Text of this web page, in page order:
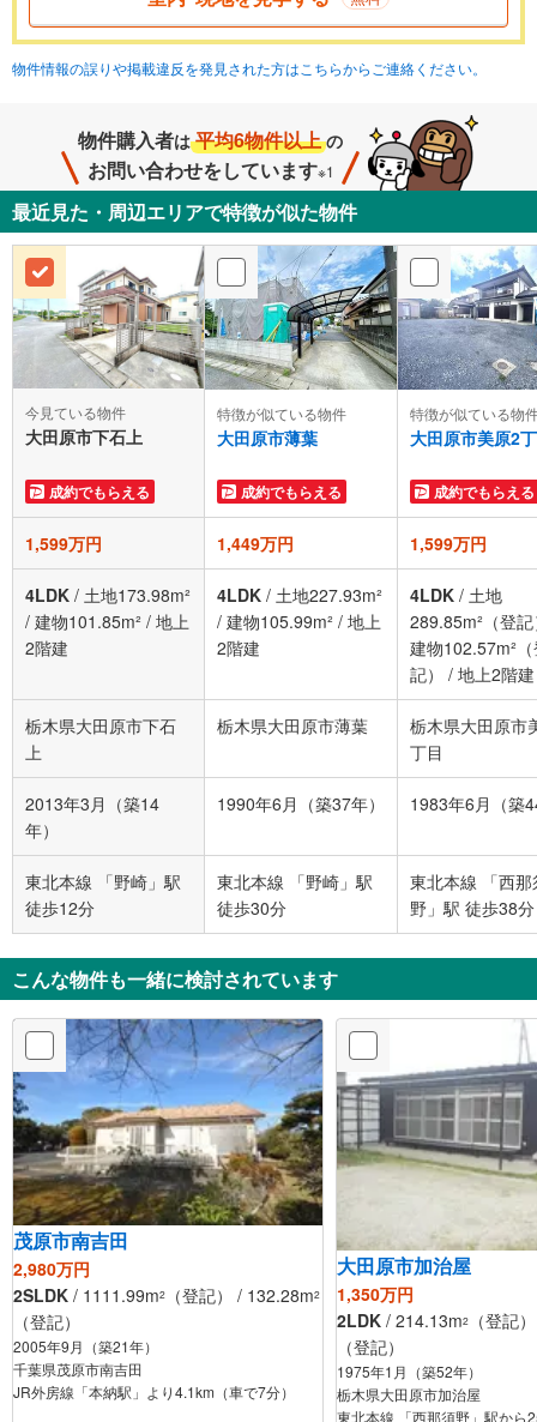
物件情報の誤りや掲載違反を発見された方はこちらからご連絡ください。
物件購入者は 平均6物件以上 の
お問い合わせをしています※1
最近見た・周辺エリアで特徴が似た物件
今見ている物件
大田原市下石上
成約でもらえる
特徴が似ている物件
大田原市薄葉
成約でもらえる
特徴が似ている物
大田原市美原2
成約でもらえる
1,599万円 1,449万円 1,599万円
4LDK / 土地173.98m²
/ 建物101.85m² / 地上
2階建
4LDK / 土地227.93m²
/ 建物105.99m² / 地上
2階建
4LDK / 土地
289.85m²（登
建物102.57m²
記）
/ 地上2階建
栃木県大田原市下石
上
栃木県大田原市薄葉
栃木県大田原市
丁目
2013年3月（築14
年）
1990年6月（築37年） 1983年6月（築
東北本線 「野崎」駅
徒歩12分
東北本線 「野崎」駅
徒歩30分
東北本線 「西那
野」駅 徒歩38分
こんな物件も一緒に検討されています
茂原市南吉田
2,980万円
2SLDK / 1111.99m2 （登記） / 132.28m2
（登記）
2005年9月（築21年）
千葉県茂原市南吉田
JR外房線「本納駅」より4.1km（車で7分）
大田原市加治屋
1,350万円
2LDK / 214.13m2
（登記
（登記）
1975年1月（築52年）
栃木県大田原市加治屋
東北本線 「西那須野」駅から